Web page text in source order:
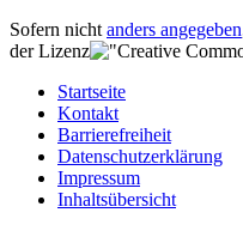
Sofern nicht anders angegeben
der Lizenz
Startseite
Kontakt
Barrierefreiheit
Datenschutzerklärung
Impressum
Inhaltsübersicht